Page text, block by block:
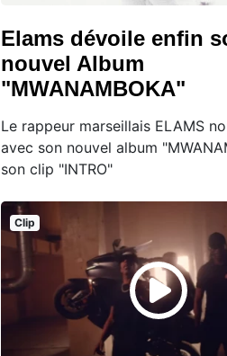
Elams dévoile enfin
nouvel Album
"MWANAMBOKA"
Le rappeur marseillais ELAMS
avec son nouvel album
son clip "INTRO"
Clip